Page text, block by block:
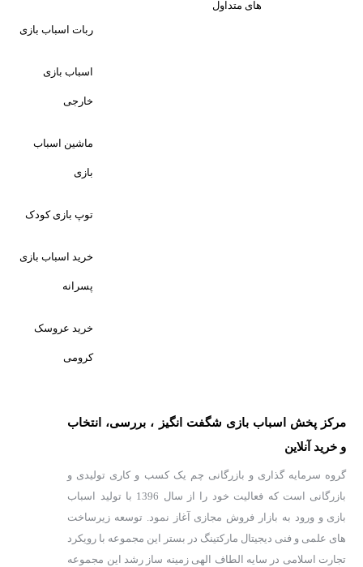
های متداول
ربات اسباب بازی
اسباب بازی
خارجی
ماشین اسباب
بازی
توپ بازی کودک
خرید اسباب بازی
پسرانه
خرید عروسک
کرومی
مرکز پخش اسباب بازی شگفت انگیز ، بررسی، انتخاب
و خرید آنلاین
گروه سرمایه گذاری و بازرگانی چم یک کسب و کاری تولیدی و
بازرگانی است که فعالیت خود را از سال 1396 با تولید اسباب
بازی و ورود به بازار فروش مجازی آغاز نمود. توسعه زیرساخت
های علمی و فنی دیجیتال مارکتینگ در بستر این مجموعه با رویکرد
تجارت اسلامی در سایه الطاف الهی زمینه ساز رشد این مجموعه